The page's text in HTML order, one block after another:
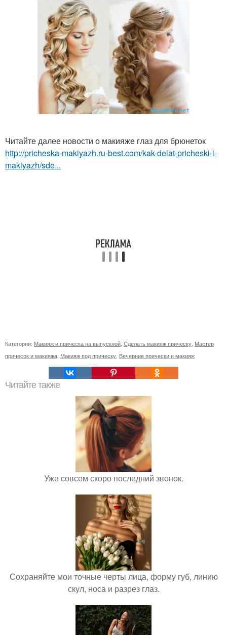
Читайте далее новости о макияже глаз для брюнеток
http://pricheska-makiyazh.ru-best.com/kak-delat-pricheski-i-
makiyazh/sde...
Категории: Макияж и прическа на выпускной Сделать макияж прическу Мастер
причесок и макияжа Макияж под прическу Вечерние прически и макияж
Читайте также
Уже совсем скоро последний звонок.
Сохраняйте мои точные черты лица, форму губ, линию
скул, носа и разрез глаз.